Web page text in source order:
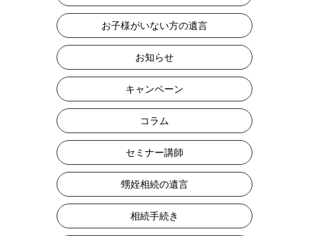
お子様がいない方の遺言
お知らせ
キャンペーン
コラム
セミナー講師
甥姪相続の遺言
相続手続き